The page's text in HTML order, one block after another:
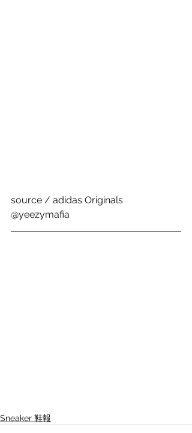
source / adidas Originals
@yeezymafia
Sneaker 鞋報